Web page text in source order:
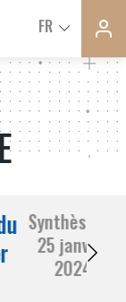
FR
Synthèse du
25 janvier
2024